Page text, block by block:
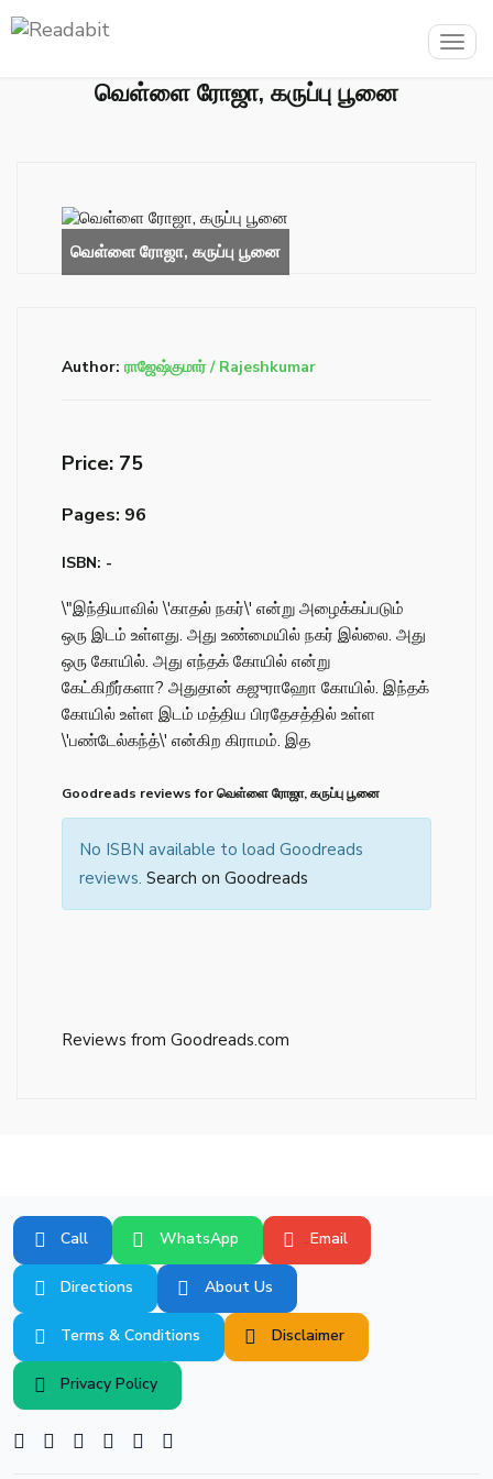
வெள்ளை ரோஜா, கருப்பு பூனை
Author: ராஜேஷ்குமார் / Rajeshkumar
Price: ₹75
Pages: 96
ISBN: -
\"இந்தியாவில் \'காதல் நகர்\' என்று அழைக்கப்படும்
ஒரு இடம் உள்ளது. அது உண்மையில் நகர் இல்லை. அது
ஒரு கோயில். அது எந்தக் கோயில் என்று
கேட்கிறீர்களா? அதுதான் கஜுராஹோ கோயில். இந்தக்
கோயில் உள்ள இடம் மத்திய பிரதேசத்தில் உள்ள
\'பண்டேல்கந்த்\' என்கிற கிராமம். இத
Goodreads reviews for வெள்ளை ரோஜா, கருப்பு பூனை
No ISBN available to load Goodreads
reviews. Search on Goodreads
Reviews from Goodreads.com
Call WhatsApp Email
Directions About Us
Terms & Conditions Disclaimer
Privacy Policy